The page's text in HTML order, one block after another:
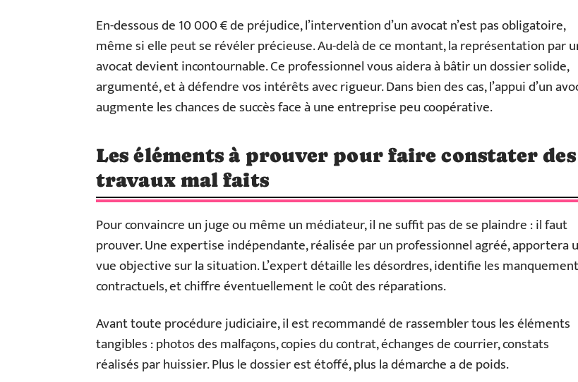
En-dessous de 10 000 € de préjudice, l’intervention d’un avocat n’est pas obligatoire,
même si elle peut se révéler précieuse. Au-delà de ce montant, la représentation par
avocat devient incontournable. Ce professionnel vous aidera à bâtir un dossier solide,
argumenté, et à défendre vos intérêts avec rigueur. Dans bien des cas, l’appui d’un
augmente les chances de succès face à une entreprise peu coopérative.
Les éléments à prouver pour faire constater des
travaux mal faits
Pour convaincre un juge ou même un médiateur, il ne suffit pas de se plaindre : il faut
prouver. Une expertise indépendante, réalisée par un professionnel agréé, apportera
vue objective sur la situation. L’expert détaille les désordres, identifie les
contractuels, et chiffre éventuellement le coût des réparations.
Avant toute procédure judiciaire, il est recommandé de rassembler tous les éléments
tangibles : photos des malfaçons, copies du contrat, échanges de courrier, constats
réalisés par huissier. Plus le dossier est étoffé, plus la démarche a de poids.